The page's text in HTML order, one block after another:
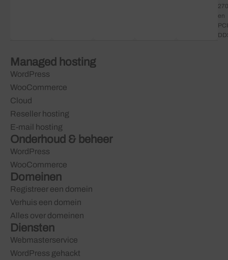
en
Managed hosting
WordPress
WooCommerce
Cloud
Reseller hosting
E-mail hosting
Onderhoud & beheer
WordPress
WooCommerce
Domeinen
Registreer een domein
Verhuis een domein
Alles over domeinen
Diensten
Webmasterservice
WordPress gehackt